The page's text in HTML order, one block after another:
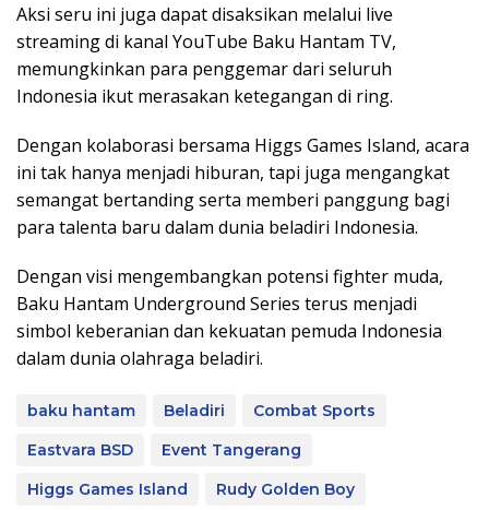
Aksi seru ini juga dapat disaksikan melalui live
streaming di kanal YouTube Baku Hantam TV,
memungkinkan para penggemar dari seluruh
Indonesia ikut merasakan ketegangan di ring.
Dengan kolaborasi bersama Higgs Games Island, acara
ini tak hanya menjadi hiburan, tapi juga mengangkat
semangat bertanding serta memberi panggung bagi
para talenta baru dalam dunia beladiri Indonesia.
Dengan visi mengembangkan potensi fighter muda,
Baku Hantam Underground Series terus menjadi
simbol keberanian dan kekuatan pemuda Indonesia
dalam dunia olahraga beladiri.
baku hantam Beladiri
Combat Sports
Eastvara BSD
Event Tangerang
Higgs Games Island
Rudy Golden Boy